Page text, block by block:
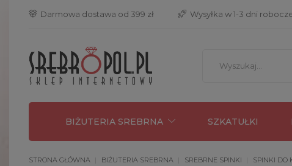
 Darmowa dostawa od 399 zł  Wysyłka w 1-3 dni
BIŻUTERIA SREBRNA SZKATUŁKI
STRONA GŁÓWNA BIŻUTERIA SREBRNA SREBRNE SPINKI SPINKI DO